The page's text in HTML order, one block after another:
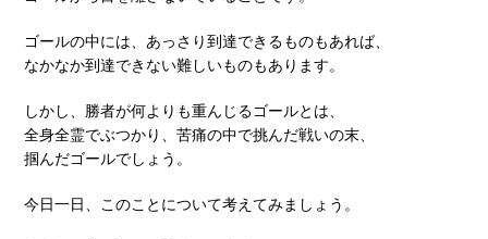
ゴールの中には、あっさり到達できるものもあれば、
なかなか到達できない難しいものもあります。
しかし、勝者が何よりも重んじるゴールとは、
全身全霊でぶつかり、苦痛の中で挑んだ戦いの末、
掴んだゴールでしょう。
今日一日、このことについて考えてみましょう。